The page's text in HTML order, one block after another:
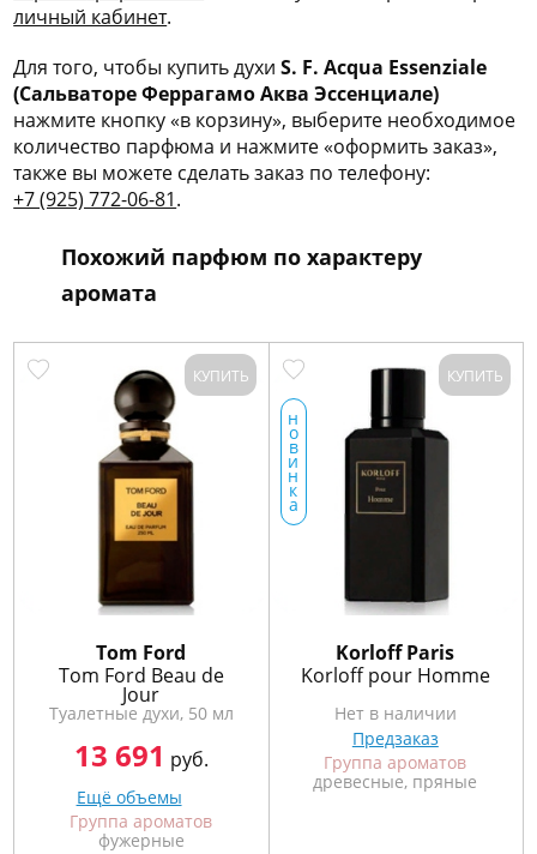
личный кабинет.
Для того, чтобы купить духиS. F. Acqua Essenziale
(Сальваторе Феррагамо Аква Эссенциале)
нажмите кнопку «в корзину», выберите необходимое
количество парфюма и нажмите «оформить заказ»,
также вы можете сделать заказ по телефону:
+7 (925) 772-06-81.
Похожий парфюм по характеру
аромата
КУПИТЬ
Tom Ford
Tom Ford Beau de
Jour
Туалетные духи, 50 мл
13 691 руб.
Ещё объемы
Группа ароматов
фужерные
КУПИТЬ
н
о
в
и
н
к
а
Korloff Paris
Korloff pour Homme
Нет в наличии
Предзаказ
Группа ароматов
древесные, пряные